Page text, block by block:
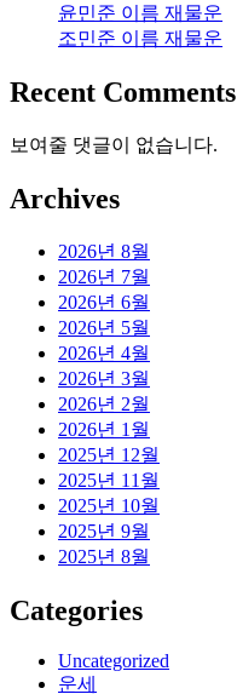
윤민준 이름 재물운
조민준 이름 재물운
Recent Comments
보여줄 댓글이 없습니다.
Archives
2026년 8월
2026년 7월
2026년 6월
2026년 5월
2026년 4월
2026년 3월
2026년 2월
2026년 1월
2025년 12월
2025년 11월
2025년 10월
2025년 9월
2025년 8월
Categories
Uncategorized
운세